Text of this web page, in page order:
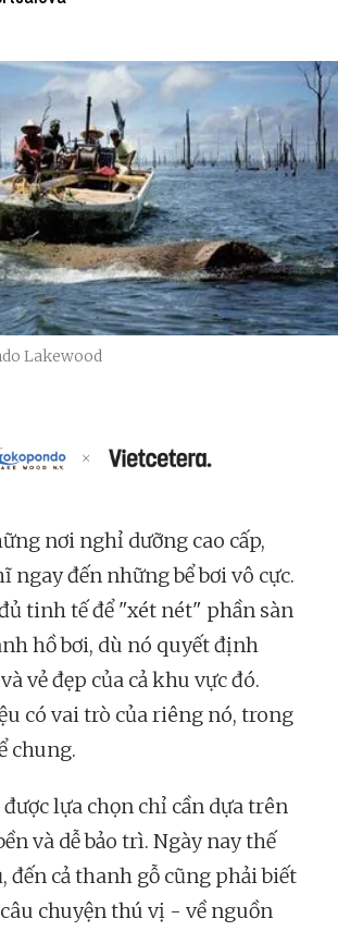
Lakewood
nơi nghỉ dưỡng cao cấp,
ngay đến những bể bơi vô cực.
tinh tế để "xét nét" phần sàn
hồ bơi, dù nó quyết định
vẻ đẹp của cả khu vực đó.
có vai trò của riêng nó, trong
chung.
được lựa chọn chỉ cần dựa trên
và dễ bảo trì. Ngày nay thế
đến cả thanh gỗ cũng phải biết
chuyện thú vị - về nguồn